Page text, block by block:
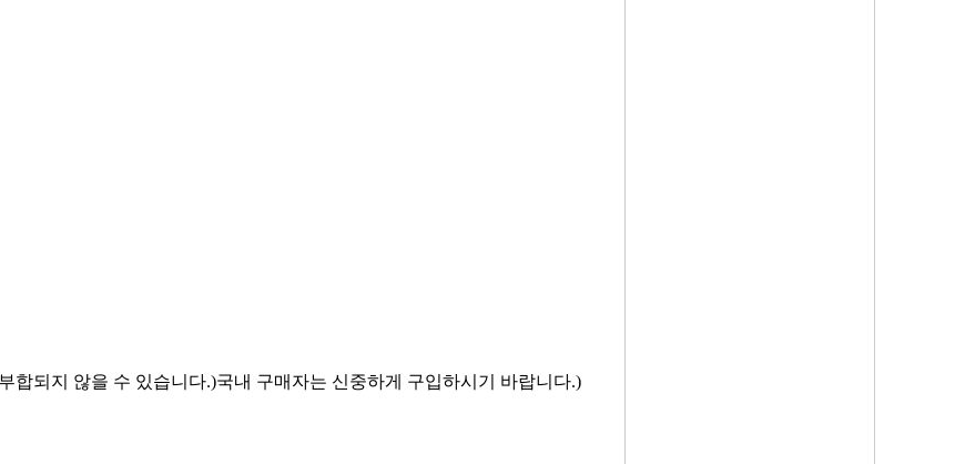
합되지 않을 수 있습니다.)국내 구매자는 신중하게 구입하시기 바랍니다.)